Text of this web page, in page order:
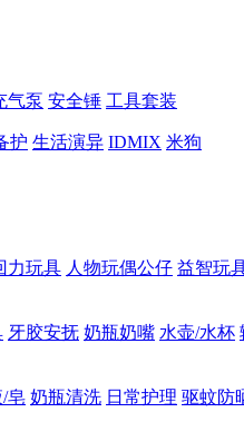
气泵 安全锤 工具套装
护 生活演异 IDMIX 米狗
力玩具 人物玩偶公仔 益智玩
牙胶安抚 奶瓶奶嘴 水壶/水杯
皂 奶瓶清洗 日常护理 驱蚊防